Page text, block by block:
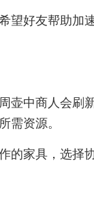
望好友帮助加
壶中商人会刷
需资源。
的家具，选择